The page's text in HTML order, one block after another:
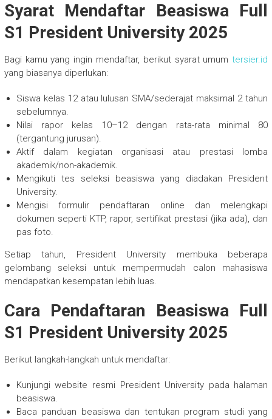
Syarat Mendaftar Beasiswa Full
S1 President University 2025
Bagi kamu yang ingin mendaftar, berikut syarat umumtersier.id
yang biasanya diperlukan:
Siswa kelas 12 atau lulusan SMA/sederajat maksimal 2 tahun
sebelumnya.
Nilai rapor kelas 10–12 dengan rata-rata minimal 80
(tergantung jurusan).
Aktif dalam kegiatan organisasi atau prestasi lomba
akademik/non-akademik.
Mengikuti tes seleksi beasiswa yang diadakan President
University.
Mengisi formulir pendaftaran online dan melengkapi
dokumen seperti KTP, rapor, sertifikat prestasi (jika ada), dan
pas foto.
Setiap tahun, President University membuka beberapa
gelombang seleksi untuk mempermudah calon mahasiswa
mendapatkan kesempatan lebih luas.
Cara Pendaftaran Beasiswa Full
S1 President University 2025
Berikut langkah-langkah untuk mendaftar:
Kunjungi website resmi President University pada halaman
beasiswa.
Baca panduan beasiswa dan tentukan program studi yang